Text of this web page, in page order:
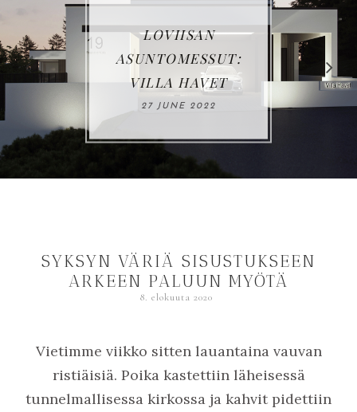
VUOSIKATSAUS
2021
03 JANUARY 2022
SYKSYN VÄRIÄ SISUSTUKSEEN
ARKEEN PALUUN MYÖTÄ
8. elokuuta 2020
Vietimme viikko sitten lauantaina vauvan
ristiäisiä. Poika kastettiin läheisessä
tunnelmallisessa kirkossa ja kahvit pidettiin